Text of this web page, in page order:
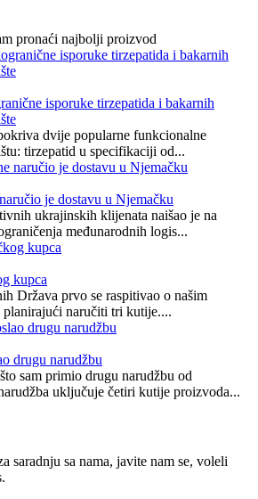
pronaći najbolji proizvod
isporuke tirzepatida i bakarnih
dvije popularne funkcionalne
tirzepatid u specifikaciji od...
je dostavu u Njemačku
ukrajinskih klijenata naišao je na
međunarodnih logis...
kupca
Država prvo se raspitivao o našim
naručiti tri kutije....
drugu narudžbu
sam primio drugu narudžbu od
uključuje četiri kutije proizvoda...
saradnju sa nama, javite nam se, voleli